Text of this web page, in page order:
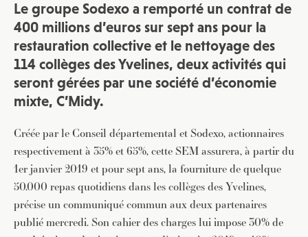
Le groupe Sodexo a remporté un contrat de
400 millions d’euros sur sept ans pour la
restauration collective et le nettoyage des
114 collèges des Yvelines, deux activités qui
seront gérées par une société d’économie
mixte, C’Midy.
Créée par le Conseil départemental et Sodexo, actionnaires
respectivement à 35% et 65%, cette SEM assurera, à partir du
1er janvier 2019 et pour sept ans, la fourniture de quelque
50.000 repas quotidiens dans les collèges des Yvelines,
précise un communiqué commun aux deux partenaires
publié mercredi. Son cahier des charges lui impose 30% de